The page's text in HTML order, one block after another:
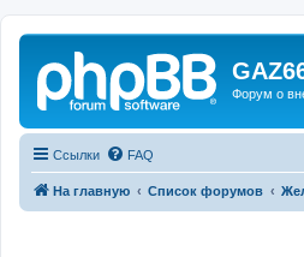
Форум о
Ссылки FAQ
На главную Список форумов